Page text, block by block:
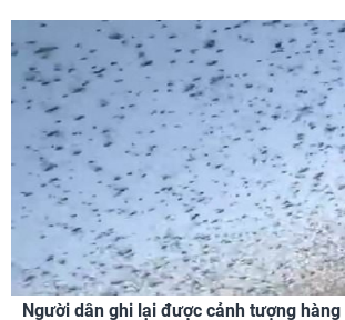
Người dân ghi lại được cảnh tượng